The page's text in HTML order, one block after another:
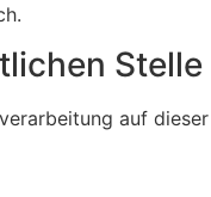
Stelle
auf